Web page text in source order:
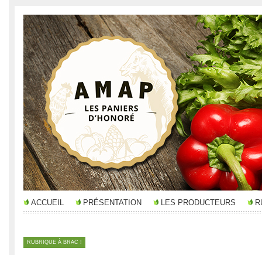
ACCUEIL PRÉSENTATION LES PRODUCTEURS
RUBRIQUE À BRAC !